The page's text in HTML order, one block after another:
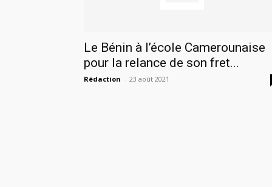
Le Bénin à l’école Camerounaise
pour la relance de son fret...
Rédaction - 23 août 2021